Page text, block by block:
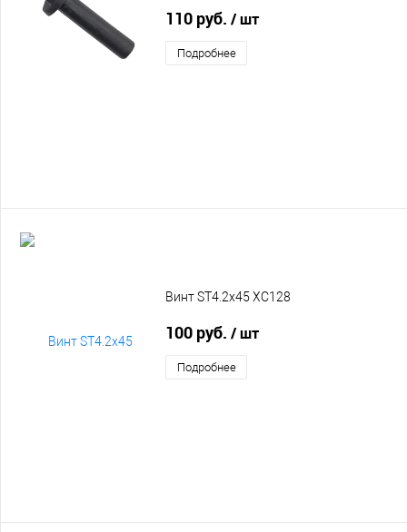
110 руб. / шт
Подробнее
Винт ST4.2х45 XC128
100 руб. / шт
Подробнее